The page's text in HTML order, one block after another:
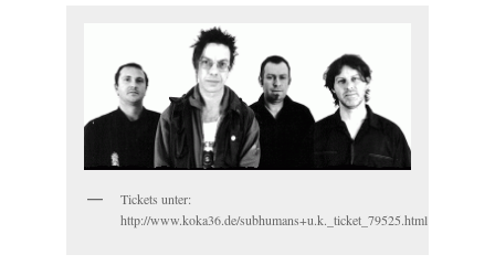
Tickets unter:
http://www.koka36.de/subhumans+u.k._ticket_79525.html